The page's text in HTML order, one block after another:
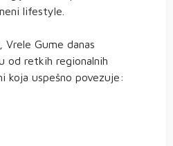
lifestyle.
Gume danas
od retkih regionalnih
koja uspešno povezuje: